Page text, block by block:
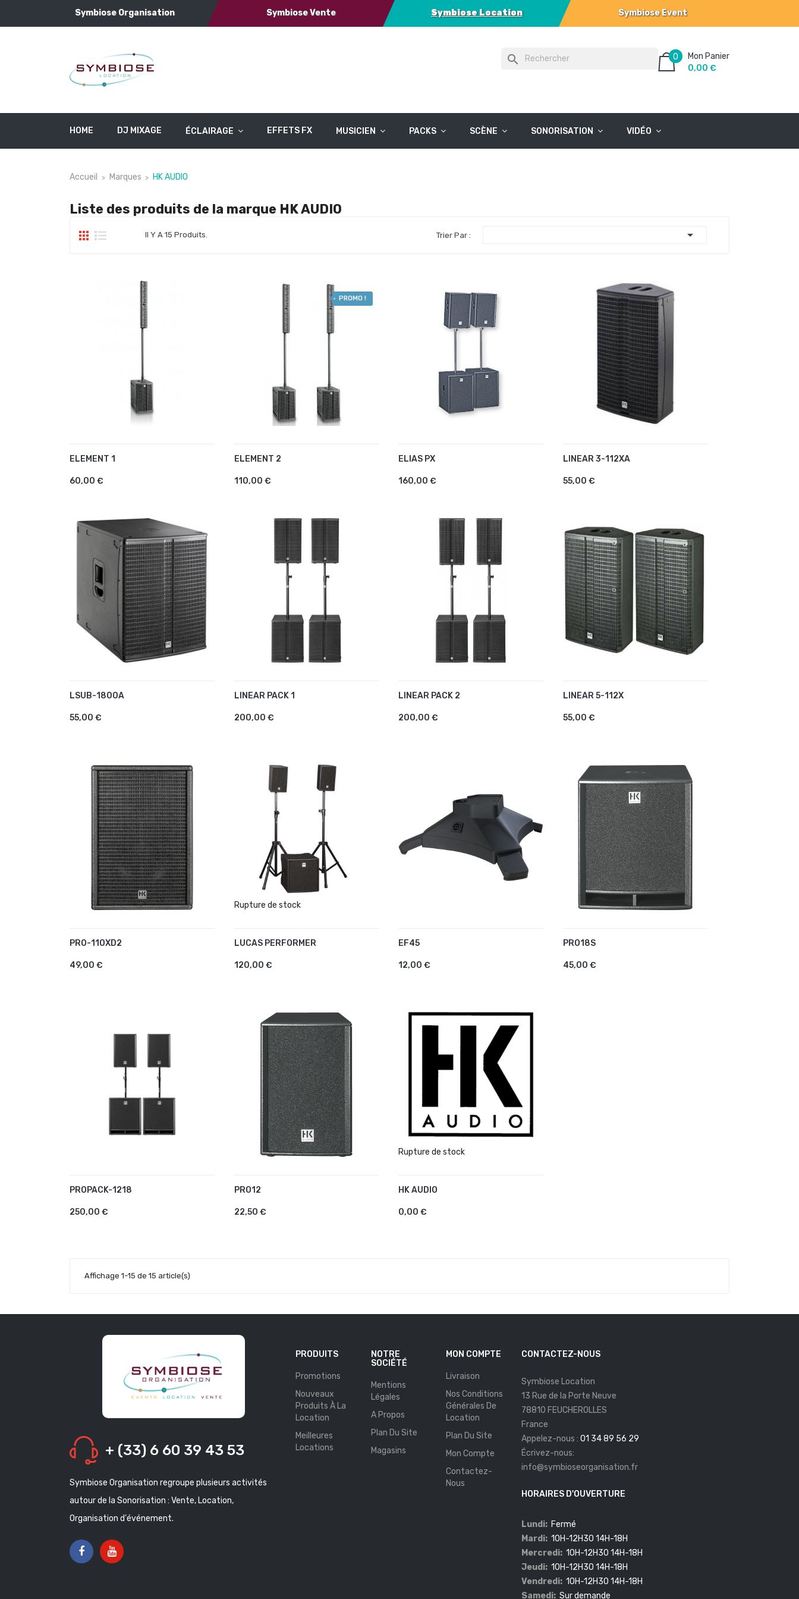
Symbiose Organisation Symbiose Vente Symbiose Location Symbiose Event
Mon Panier
0
0,00 €
search
HOME DJ MIXAGE ÉCLAIRAGE EFFETS FX MUSICIEN PACKS SCÈNE SONORISATION VIDÉO
Accueil Marques HK AUDIO
Liste des produits de la marque HK AUDIO
Il Y A 15 Produits. Trier Par : 
ELEMENT 1
60,00 €
PROMO !
ELEMENT 2
110,00 €
ELIAS PX
160,00 €
LINEAR 3-112XA
55,00 €
LSUB-1800A
55,00 €
LINEAR PACK 1
200,00 €
LINEAR PACK 2
200,00 €
LINEAR 5-112X
55,00 €
PRO-110XD2
49,00 €
Rupture de stock
LUCAS PERFORMER
120,00 €
EF45
12,00 €
PRO18S
45,00 €
PROPACK-1218
250,00 €
PRO12
22,50 €
Rupture de stock
HK AUDIO
0,00 €
Affichage 1-15 de 15 article(s)
+ (33) 6 60 39 43 53
Symbiose Organisation regroupe plusieurs activités
autour de la Sonorisation : Vente, Location,
Organisation d'événement.
PRODUITS
Promotions
Nouveaux
Produits À La
Location
Meilleures
Locations
NOTRE
SOCIÉTÉ
Mentions
Légales
A Propos
Plan Du Site
Magasins
MON COMPTE
Livraison
Nos Conditions
Générales De
Location
Plan Du Site
Mon Compte
Contactez-
Nous
CONTACTEZ-NOUS
Symbiose Location
13 Rue de la Porte Neuve
78810 FEUCHEROLLES
France
Appelez-nous : 01 34 89 56 29
Écrivez-nous:
info@symbioseorganisation.fr
HORAIRES D'OUVERTURE
Lundi: Fermé
Mardi: 10H-12H30 14H-18H
Mercredi: 10H-12H30 14H-18H
Jeudi: 10H-12H30 14H-18H
Vendredi: 10H-12H30 14H-18H
Samedi: Sur demande